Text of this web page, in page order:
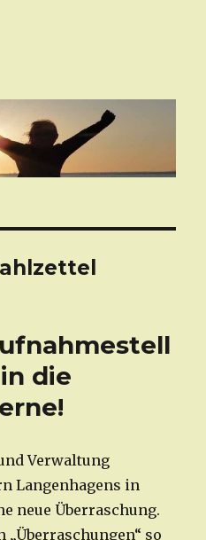
die
Verwaltung
Langenhagens in
neue Überraschung.
„Überraschungen“ so